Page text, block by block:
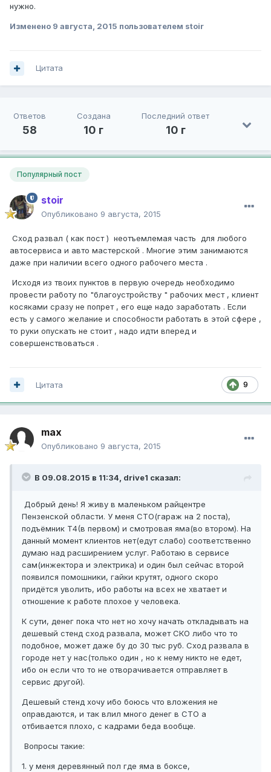
нужно.
Изменено 9 августа, 2015 пользователем stoir
Цитата
Ответов
58
Создана
10 г
Последний ответ
10 г
Популярный пост
stoir
Опубликовано 9 августа, 2015
Сход развал ( как пост ) неотъемлемая часть для любого
автосервиса и авто мастерской . Многие этим занимаются
даже при наличии всего одного рабочего места .
Исходя из твоих пунктов в первую очередь необходимо
провести работу по "благоустройству " рабочих мест , клиент
косяками сразу не попрет , его еще надо заработать . Если
есть у самого желание и способности работать в этой сфере ,
то руки опускать не стоит , надо идти вперед и
совершенствоваться .
9
Цитата
max
Опубликовано 9 августа, 2015
В 09.08.2015 в 11:34, drive1 сказал:
Добрый день! Я живу в маленьком райцентре
Пензенской области. У меня СТО(гараж на 2 поста),
подъёмник Т4(в первом) и смотровая яма(во втором). На
данный момент клиентов нет(едут слабо) соответственно
думаю над расширением услуг. Работаю в сервисе
сам(инжектора и электрика) и один был сейчас второй
появился помошники, гайки крутят, одного скоро
придётся уволить, ибо работы на всех не хватает и
отношение к работе плохое у человека.
К сути, денег пока что нет но хочу начать откладывать на
дешевый стенд сход развала, может СКО либо что то
подобное, может даже бу до 30 тыс руб. Сход развала в
городе нет у нас(только один , но к нему никто не едет,
ибо он если что то не отворачивается отправляет в
сервис другой).
Дешевый стенд хочу ибо боюсь что вложения не
оправдаются, и так влил много денег в СТО а
отбивается плохо, с кадрами беда вообще.
Вопросы такие:
1. у меня деревянный пол где яма в боксе,